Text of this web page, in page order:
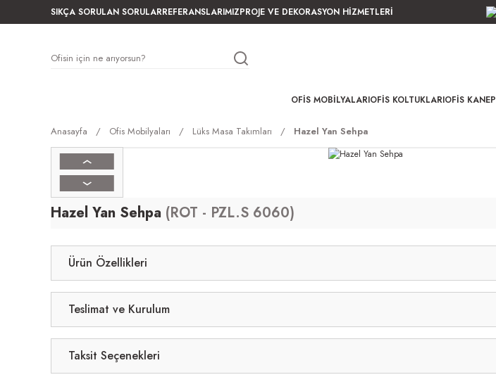
SIKÇA SORULAN SORULARREFERANSLARIMIZPROJE VE DEKORASYON HİZMETLERİ
OFIS MOBILYALARIOFIS KOLTUKLARIOFIS
Anasayfa Ofis Mobilyaları Lüks Masa Takımları Hazel Yan Sehpa
Hazel Yan Sehpa (ROT - PZL.S 6060)
Ürün Özellikleri
Teslimat ve Kurulum
Taksit Seçenekleri